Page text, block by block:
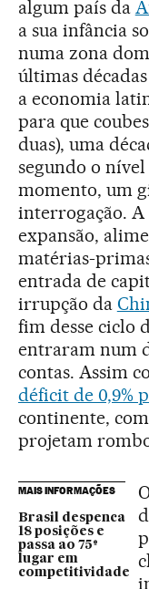
algum país da
a sua infância
numa zona
últimas
a economia
para que
duas), uma
segundo o nível
momento, um
interrogação.
expansão,
matérias-
entrada de
irrupção da
fim desse ciclo
entraram num
contas. Assim
déficit de 0,9%
continente,
projetam
MAIS INFORMAÇÕES
Brasil despenca
18 posições e
passa ao 75º
lugar em
competitividade